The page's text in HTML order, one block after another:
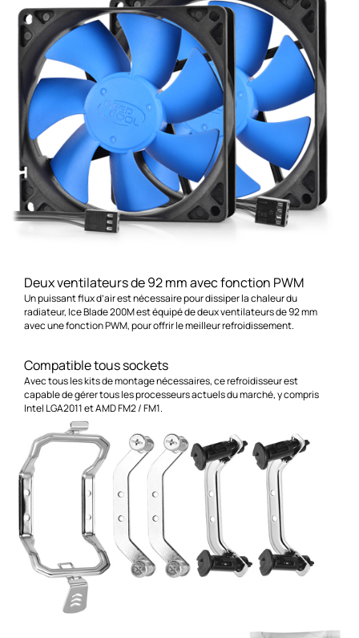
Deux ventilateurs de 92 mm avec fonction PWM
Un puissant flux d’air est nécessaire pour dissiper la chaleur du
radiateur, Ice Blade 200M est équipé de deux ventilateurs de 92 mm
avec une fonction PWM, pour offrir le meilleur refroidissement.
Compatible tous sockets
Avec tous les kits de montage nécessaires, ce refroidisseur est
capable de gérer tous les processeurs actuels du marché, y compris
Intel LGA2011 et AMD FM2 / FM1.